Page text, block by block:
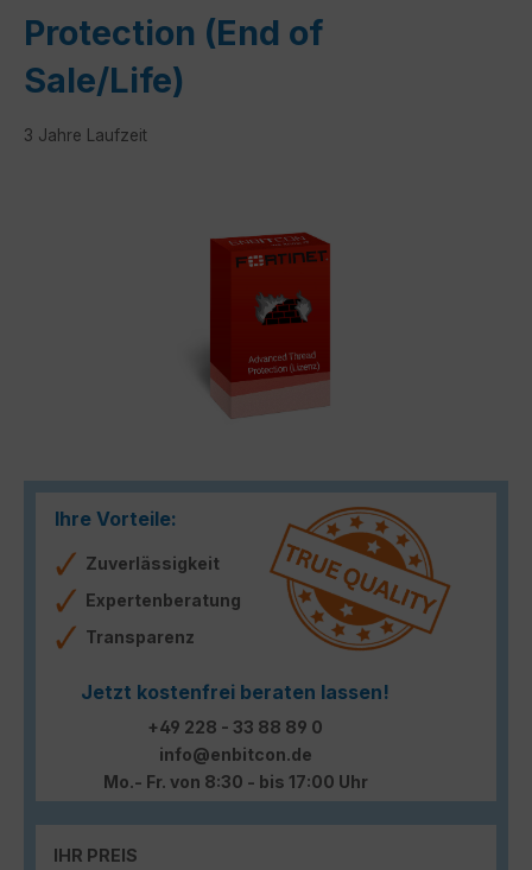
Protection (End of
Sale/Life)
3 Jahre Laufzeit
Ihre Vorteile:
Zuverlässigkeit
Expertenberatung
Transparenz
Jetzt kostenfrei beraten lassen!
+49 228 - 33 88 89 0
info@enbitcon.de
Mo.- Fr. von 8:30 - bis 17:00 Uhr
IHR PREIS